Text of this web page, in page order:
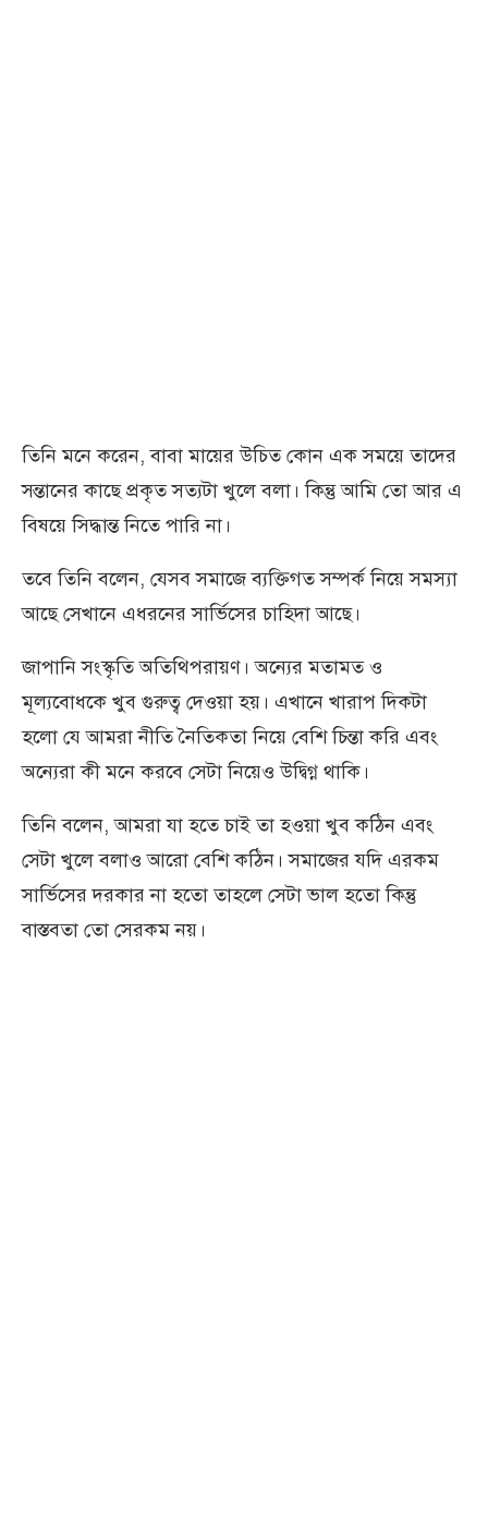
তিনি মনে করেন, বাবা মায়ের উচিত কোন এক সময়ে তাদের
সন্তানের কাছে প্রকৃত সত্যটা খুলে বলা। কিন্তু আমি তো আর এ
বিষয়ে সিদ্ধান্ত নিতে পারি না।
তবে তিনি বলেন, যেসব সমাজে ব্যক্তিগত সম্পর্ক নিয়ে সমস্যা
আছে সেখানে এধরনের সার্ভিসের চাহিদা আছে।
জাপানি সংস্কৃতি অতিথিপরায়ণ। অন্যের মতামত ও
মূল্যবোধকে খুব গুরুত্ব দেওয়া হয়। এখানে খারাপ দিকটা
হলো যে আমরা নীতি নৈতিকতা নিয়ে বেশি চিন্তা করি এবং
অন্যেরা কী মনে করবে সেটা নিয়েও উদ্বিগ্ন থাকি।
তিনি বলেন, আমরা যা হতে চাই তা হওয়া খুব কঠিন এবং
সেটা খুলে বলাও আরো বেশি কঠিন। সমাজের যদি এরকম
সার্ভিসের দরকার না হতো তাহলে সেটা ভাল হতো কিন্তু
বাস্তবতা তো সেরকম নয়।